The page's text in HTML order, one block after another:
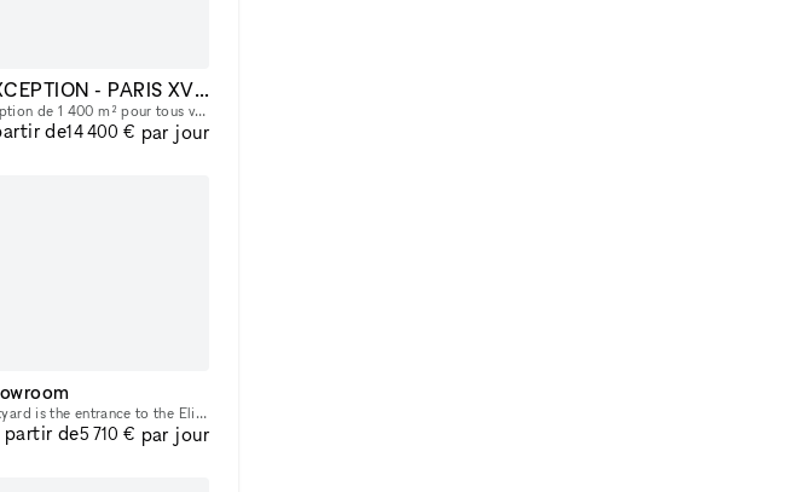
ESPACE D'EXCEPTION - PARIS XV - TOWER
Un espace d’exception de 1 400 m² pour tous vos projets artistiques et professionnels Situé dans un environnement dynamique, cet espace unique est pensé pour accueillir une grande variété d’événemen
de14 400 € par jour
The external courtyard is the entrance to the Eliche Room on the ground floor. The facade of the building stands out for its exposed red bricks and gray stone inserts , typical materials of the indus
partir de5 710 € par jour